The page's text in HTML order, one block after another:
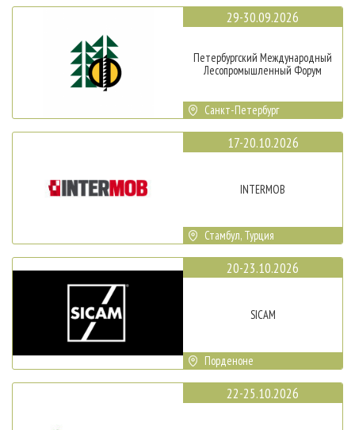
29-30.09.2026
Петербургский Международный
Лесопромышленный Форум
Санкт-Петербург
17-20.10.2026
INTERMOB
Стамбул, Турция
20-23.10.2026
SICAM
Порденоне
22-25.10.2026